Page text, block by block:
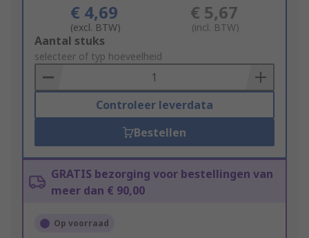
€ 4,69
(excl. BTW)
€ 5,67
(incl. BTW)
Add
to
Basket
Aantal stuks
selecteer of typ hoeveelheid
Controleer leverdata
Bestellen
GRATIS bezorging voor bestellingen van
meer dan € 90,00
Op voorraad